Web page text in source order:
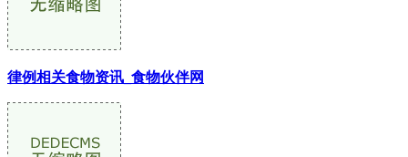
律例相关食物资讯_食物伙伴网